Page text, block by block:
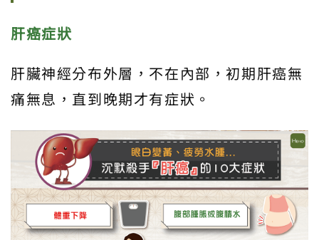
肝癌症狀
肝臟神經分布外層，不在內部，初期肝癌無
痛無息，直到晚期才有症狀。